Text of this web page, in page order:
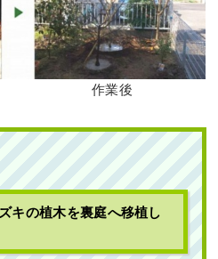
作業後
キの植木を裏庭へ移植し